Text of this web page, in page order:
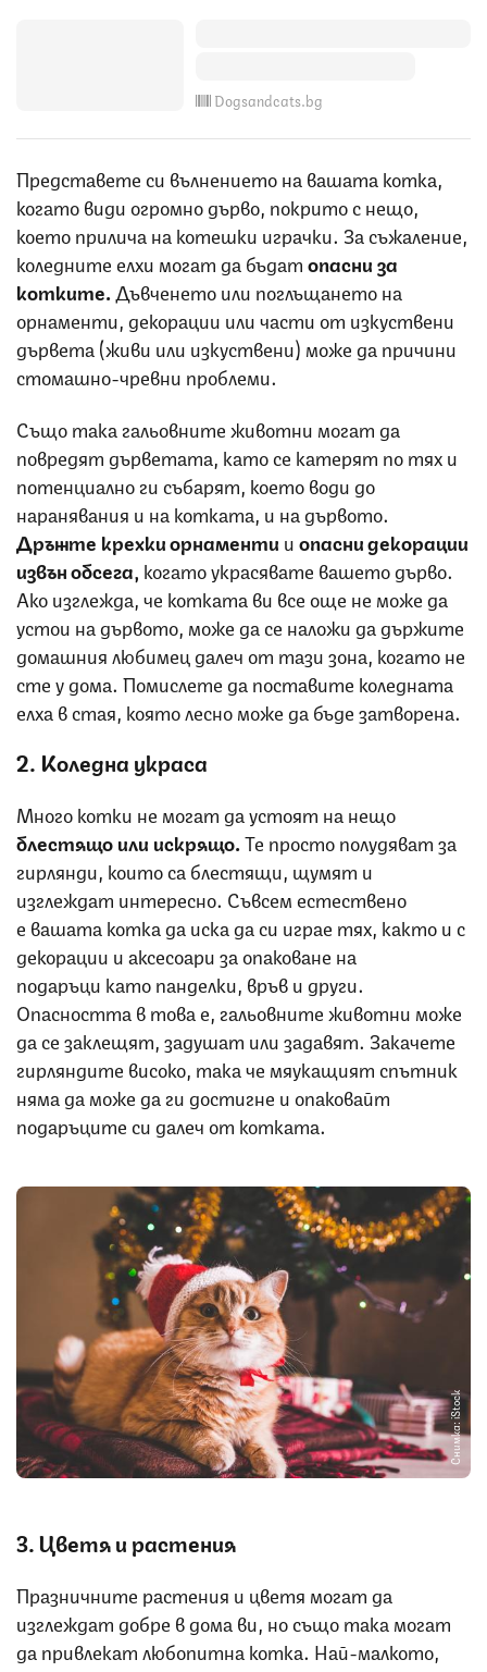
Dogsandcats.bg
Представете си вълнението на вашата котка,
когато види огромно дърво, покрито с нещо,
което прилича на котешки играчки. За съжаление,
коледните елхи могат да бъдатопасни за
котките. Дъвченето или поглъщането на
орнаменти, декорации или части от изкуствени
дървета (живи или изкуствени) може да причини
стомашно-чревни проблеми.
Също така гальовните животни могат да
повредят дърветата, като се катерят по тях и
потенциално ги събарят, което води до
наранявания и на котката, и на дървото.
Дръжте крехки орнаменти иопасни декорации
извън обсега, когато украсявате вашето дърво.
Ако изглежда, че котката ви все още не може да
устои на дървото, може да се наложи да държите
домашния любимец далеч от тази зона, когато не
сте у дома. Помислете да поставите коледната
елха в стая, която лесно може да бъде затворена.
2. Коледна украса
Много котки не могат да устоят на нещо
блестящо или искрящо.Те просто полудяват за
гирлянди, които са блестящи, щумят и
изглеждат интересно. Съвсем естествено
е вашата котка да иска да си играе тях, както и с
декорации и аксесоари за опаковане на
подаръци като панделки, връв и други.
Опасността в това е, гальовните животни може
да се заклещят, задушат или задавят. Закачете
гирляндите високо, така че мяукащият спътник
няма да може да ги достигне и опаковайт
подаръците си далеч от котката.
Снимка: iStock
3. Цветя и растения
Празничните растения и цветя могат да
изглеждат добре в дома ви, но също така могат
да привлекат любопитна котка. Най-малкото,